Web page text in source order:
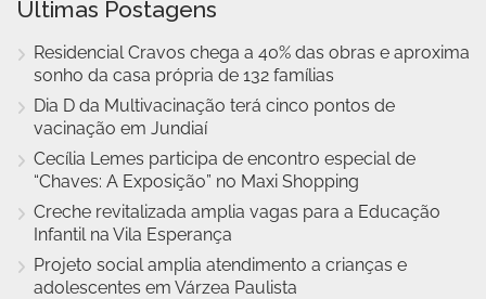
Últimas Postagens
Residencial Cravos chega a 40% das obras e aproxima
sonho da casa própria de 132 famílias
Dia D da Multivacinação terá cinco pontos de
vacinação em Jundiaí
Cecília Lemes participa de encontro especial de
“Chaves: A Exposição” no Maxi Shopping
Creche revitalizada amplia vagas para a Educação
Infantil na Vila Esperança
Projeto social amplia atendimento a crianças e
adolescentes em Várzea Paulista